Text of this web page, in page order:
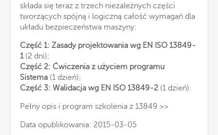
składa się teraz z trzech niezależnych części
tworzących spójną i logiczną całość wymagań dla
układu bezpieczeństwa maszyny:
Część 1: Zasady projektowania wg EN ISO 13849-
1(2 dni);
Część 2: Ćwiczenia z użyciem programu
Sistema (1 dzień);
Część 3: Walidacja wg EN ISO 13849-2 (1 dzień).
Pełny opis i program szkolenia z 13849 >>
Data opublikowania: 2015-03-05